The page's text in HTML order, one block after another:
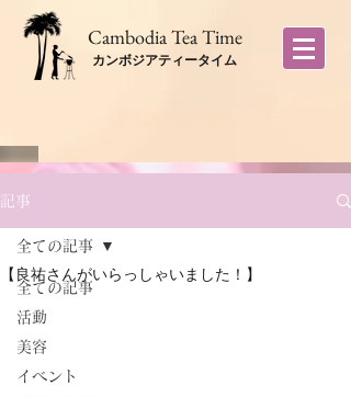
​Cambodia Tea Time
カンボジアティータイム
記事
全ての記事
活動
美容
イベント
全ての記事
【良祐さんがいらっしゃいました！】